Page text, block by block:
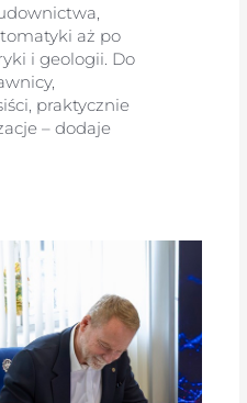
aż po
i geologii. Do
praktycznie
– dodaje